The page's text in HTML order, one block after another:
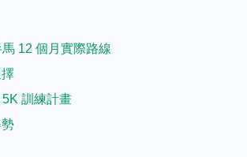
12 個月實際路線
訓練計畫